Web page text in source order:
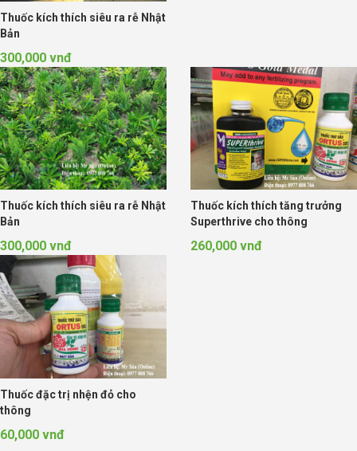
Thuốc kích thích siêu ra rễ Nhật
Bản
300,000 vnđ
Thuốc kích thích siêu ra rễ Nhật
Bản
300,000 vnđ
Thuốc kích thích tăng trưởng
Superthrive cho thông
260,000 vnđ
Thuốc đặc trị nhện đỏ cho
thông
60,000 vnđ